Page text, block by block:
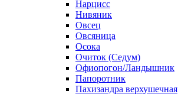
Нарцисс
Нивяник
Овсец
Овсяница
Осока
Очиток (Седум)
Офиопогон/Ландышник
Папоротник
Пахизандра верхушечная